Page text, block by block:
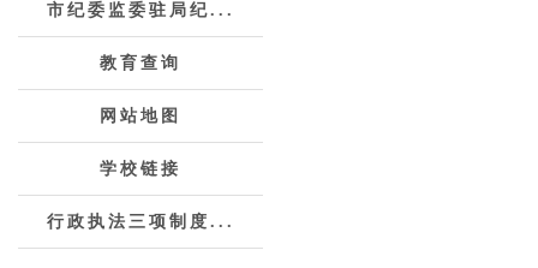
市纪委监委驻局纪...
教育查询
网站地图
学校链接
行政执法三项制度...